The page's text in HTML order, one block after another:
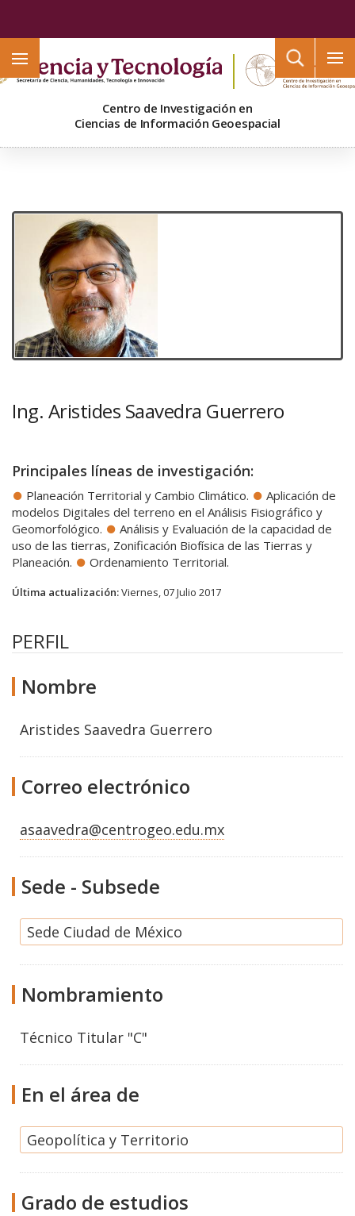
Centro de Investigación en
Ciencias de Información Geoespacial
Ing. Aristides Saavedra Guerrero
Principales líneas de investigación:
Planeación Territorial y Cambio Climático.
Aplicación de
modelos Digitales del terreno en el Análisis Fisiográfico y
Geomorfológico.
Análisis y Evaluación de la capacidad de
uso de las tierras, Zonificación Biofísica de las Tierras y
Planeación.
Ordenamiento Territorial.
Última actualización:Viernes, 07 Julio 2017
PERFIL
Nombre
Aristides Saavedra Guerrero
Correo electrónico
asaavedra@centrogeo.edu.mx
Sede - Subsede
Sede Ciudad de México
Nombramiento
Técnico Titular "C"
En el área de
Geopolítica y Territorio
Grado de estudios